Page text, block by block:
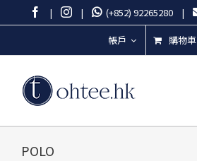
to
Facebook
| Instagram
| (+852) 92265280 |
帳戶 購物車
POLO